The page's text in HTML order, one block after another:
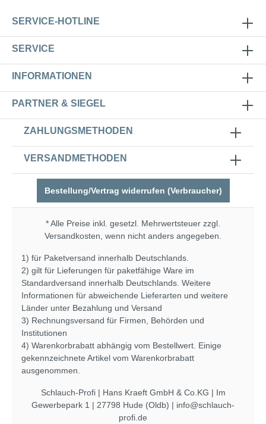
SERVICE-HOTLINE
SERVICE
INFORMATIONEN
PARTNER & SIEGEL
ZAHLUNGSMETHODEN
VERSANDMETHODEN
Bestellung/Vertrag widerrufen (Verbraucher)
* Alle Preise inkl. gesetzl. Mehrwertsteuer zzgl.
Versandkosten , wenn nicht anders angegeben.
1) für Paketversand innerhalb Deutschlands.
2) gilt für Lieferungen für paketfähige Ware im
Standardversand innerhalb Deutschlands. Weitere
Informationen für abweichende Lieferarten und weitere
Länder unter Bezahlung und Versand
3) Rechnungsversand für Firmen, Behörden und
Institutionen
4) Warenkorbrabatt abhängig vom Bestellwert. Einige
gekennzeichnete Artikel vom Warenkorbrabatt
ausgenommen.
Schlauch-Profi | Hans Kraeft GmbH & Co.KG | Im
Gewerbepark 1 | 27798 Hude (Oldb) | info@schlauch-
profi.de